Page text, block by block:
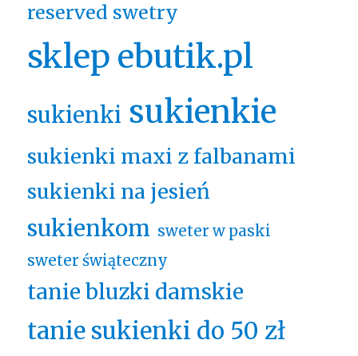
reserved swetry
sklep ebutik.pl
sukienki sukienkie
sukienki maxi z falbanami
sukienki na jesień
sukienkom sweter w paski
sweter świąteczny
tanie bluzki damskie
tanie sukienki do 50 zł